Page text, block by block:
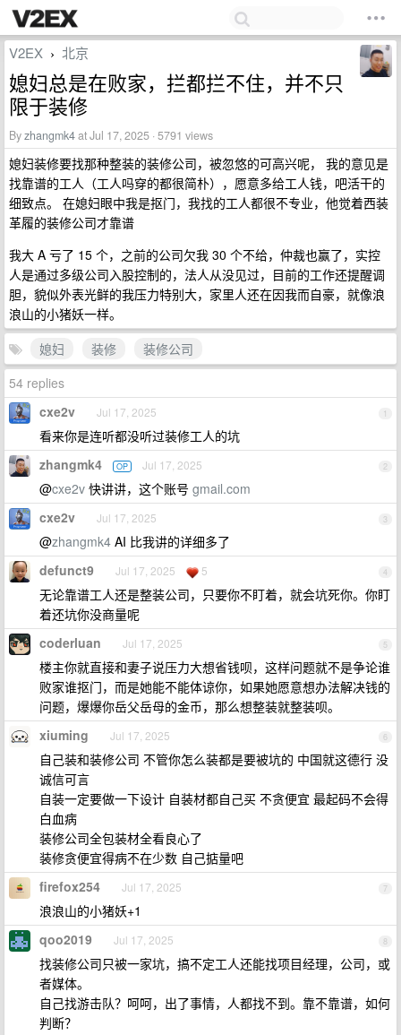
V2EX › 北京
媳妇总是在败家，拦都拦不住，并不只
限于装修
Byzhangmk4at Jul 17, 2025 · 5791 views
媳妇装修要找那种整装的装修公司，被忽悠的可高兴呢， 我的意见是
找靠谱的工人（工人吗穿的都很简朴），愿意多给工人钱，吧活干的
细致点。 在媳妇眼中我是抠门，我找的工人都很不专业，他觉着西装
革履的装修公司才靠谱
我大 A 亏了 15 个，之前的公司欠我 30 个不给，仲裁也赢了，实控
人是通过多级公司入股控制的，法人从没见过，目前的工作还提醒调
胆，貌似外表光鲜的我压力特别大，家里人还在因我而自豪，就像浪
浪山的小猪妖一样。
媳妇
装修
装修公司
54 replies
1
cxe2v Jul 17, 2025
看来你是连听都没听过装修工人的坑
2
zhangmk4 OP Jul 17, 2025
@cxe2v 快讲讲，这个账号 gmail.com
3
cxe2v Jul 17, 2025
@zhangmk4 AI 比我讲的详细多了
4
defunct9 Jul 17, 2025 5
无论靠谱工人还是整装公司，只要你不盯着，就会坑死你。你盯
着还坑你没商量呢
5
coderluan Jul 17, 2025
楼主你就直接和妻子说压力大想省钱呗，这样问题就不是争论谁
败家谁抠门，而是她能不能体谅你，如果她愿意想办法解决钱的
问题，爆爆你岳父岳母的金币，那么想整装就整装呗。
6
xiuming Jul 17, 2025
自己装和装修公司 不管你怎么装都是要被坑的 中国就这德行 没
诚信可言
自装一定要做一下设计 自装材都自己买 不贪便宜 最起码不会得
白血病
装修公司全包装材全看良心了
装修贪便宜得病不在少数 自己掂量吧
7
firefox254 Jul 17, 2025
浪浪山的小猪妖+1
8
qoo2019 Jul 17, 2025
找装修公司只被一家坑，搞不定工人还能找项目经理，公司，或
者媒体。
自己找游击队？呵呵，出了事情，人都找不到。靠不靠谱，如何
判断？